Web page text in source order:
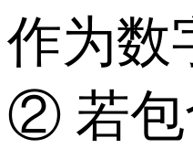
作为数
② 若包